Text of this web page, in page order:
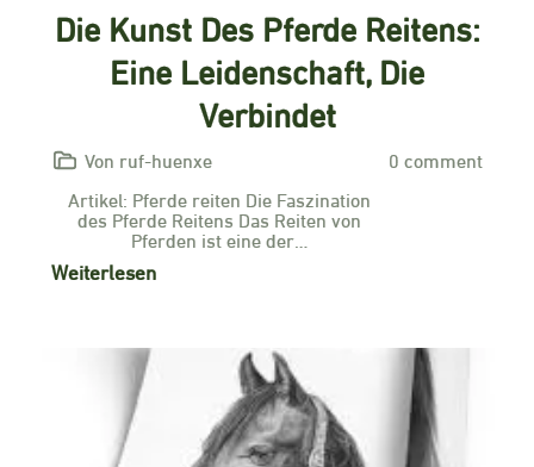
Die Kunst Des Pferde Reitens:
Eine Leidenschaft, Die
Verbindet
Von ruf-huenxe
0 comment
Artikel: Pferde reiten Die Faszination
des Pferde Reitens Das Reiten von
Pferden ist eine der…
Weiterlesen